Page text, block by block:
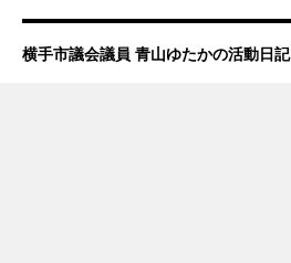
横手市議会議員 青山ゆたかの活動日記